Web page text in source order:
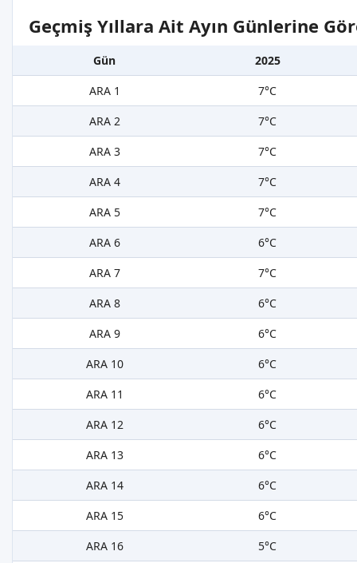
Geçmiş Yıllara Ait Ayın Günlerine
Gün
2025
ARA 1
7°C
ARA 2
7°C
ARA 3
7°C
ARA 4
7°C
ARA 5
7°C
ARA 6
6°C
ARA 7
7°C
ARA 8
6°C
ARA 9
6°C
ARA 10
6°C
ARA 11
6°C
ARA 12
6°C
ARA 13
6°C
ARA 14
6°C
ARA 15
6°C
ARA 16
5°C